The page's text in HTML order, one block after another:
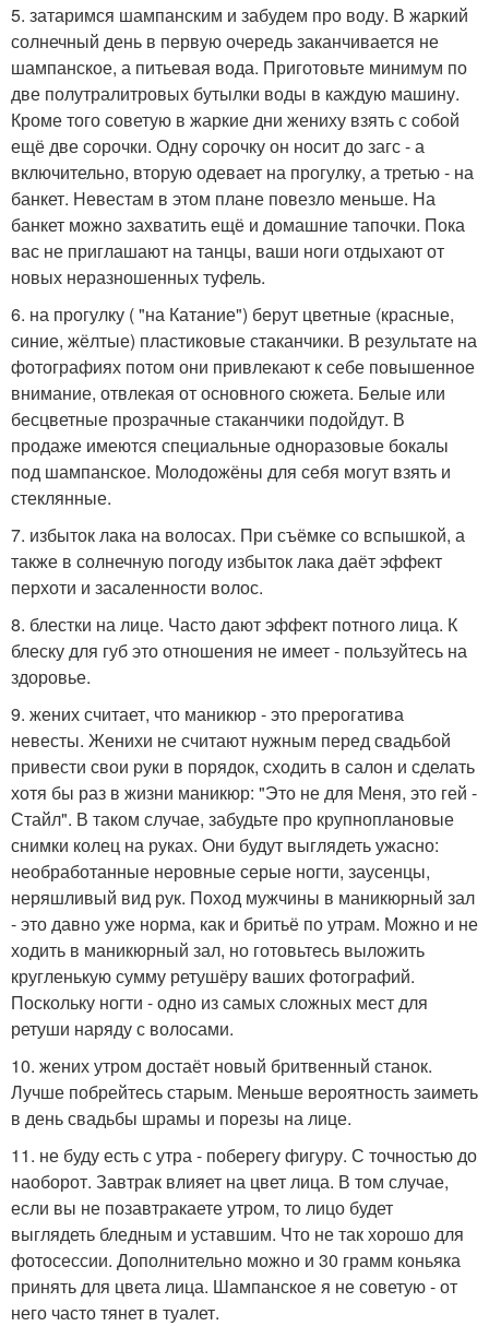
5. затаримся шампанским и забудем про воду. В жаркий
солнечный день в первую очередь заканчивается не
шампанское, а питьевая вода. Приготовьте минимум по
две полутралитровых бутылки воды в каждую машину.
Кроме того советую в жаркие дни жениху взять с собой
ещё две сорочки. Одну сорочку он носит до загс - а
включительно, вторую одевает на прогулку, а третью - на
банкет. Невестам в этом плане повезло меньше. На
банкет можно захватить ещё и домашние тапочки. Пока
вас не приглашают на танцы, ваши ноги отдыхают от
новых неразношенных туфель.
6. на прогулку ( "на Катание") берут цветные (красные,
синие, жёлтые) пластиковые стаканчики. В результате на
фотографиях потом они привлекают к себе повышенное
внимание, отвлекая от основного сюжета. Белые или
бесцветные прозрачные стаканчики подойдут. В
продаже имеются специальные одноразовые бокалы
под шампанское. Молодожёны для себя могут взять и
стеклянные.
7. избыток лака на волосах. При съёмке со вспышкой, а
также в солнечную погоду избыток лака даёт эффект
перхоти и засаленности волос.
8. блестки на лице. Часто дают эффект потного лица. К
блеску для губ это отношения не имеет - пользуйтесь на
здоровье.
9. жених считает, что маникюр - это прерогатива
невесты. Женихи не считают нужным перед свадьбой
привести свои руки в порядок, сходить в салон и сделать
хотя бы раз в жизни маникюр: "Это не для Меня, это гей -
Стайл". В таком случае, забудьте про крупноплановые
снимки колец на руках. Они будут выглядеть ужасно:
необработанные неровные серые ногти, заусенцы,
неряшливый вид рук. Поход мужчины в маникюрный зал
- это давно уже норма, как и бритьё по утрам. Можно и не
ходить в маникюрный зал, но готовьтесь выложить
кругленькую сумму ретушёру ваших фотографий.
Поскольку ногти - одно из самых сложных мест для
ретуши наряду с волосами.
10. жених утром достаёт новый бритвенный станок.
Лучше побрейтесь старым. Меньше вероятность заиметь
в день свадьбы шрамы и порезы на лице.
11. не буду есть с утра - поберегу фигуру. С точностью до
наоборот. Завтрак влияет на цвет лица. В том случае,
если вы не позавтракаете утром, то лицо будет
выглядеть бледным и уставшим. Что не так хорошо для
фотосессии. Дополнительно можно и 30 грамм коньяка
принять для цвета лица. Шампанское я не советую - от
него часто тянет в туалет.